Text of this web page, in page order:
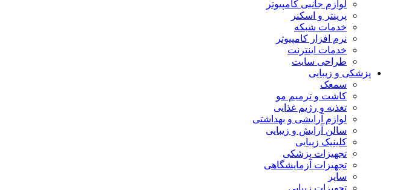
لوازم جانبی کامپیوتر
پرینتر و اسکنر
خدمات شبکه
نرم افزار کامپیوتر
خدمات اینترنت
طراحی سایت
پزشکی و زیبایی
سمعک
کاشت و ترمیم مو
تغذیه و رژیم غذایی
لوازم آرایشی و بهداشتی
سالن آرایش و زیبایی
کلینیک زیبایی
تجهیزات پزشکی
تجهیزات آزمایشگاهی
سایر